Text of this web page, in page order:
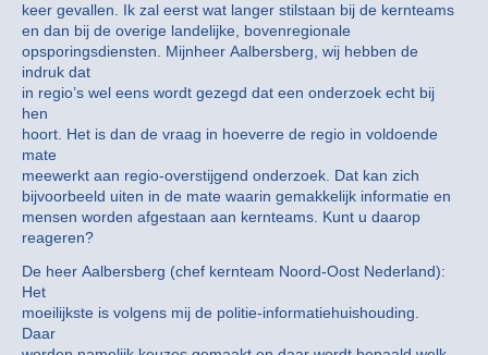
keer gevallen. Ik zal eerst wat langer stilstaan bij de kernteams
en dan bij de overige landelijke, bovenregionale
opsporingsdiensten. Mijnheer Aalbersberg, wij hebben de
indruk dat
in regio’s wel eens wordt gezegd dat een onderzoek echt bij
hen
hoort. Het is dan de vraag in hoeverre de regio in voldoende
mate
meewerkt aan regio-overstijgend onderzoek. Dat kan zich
bijvoorbeeld uiten in de mate waarin gemakkelijk informatie en
mensen worden afgestaan aan kernteams. Kunt u daarop
reageren?
De heer Aalbersberg (chef kernteam Noord-Oost Nederland):
Het
moeilijkste is volgens mij de politie-informatiehuishouding.
Daar